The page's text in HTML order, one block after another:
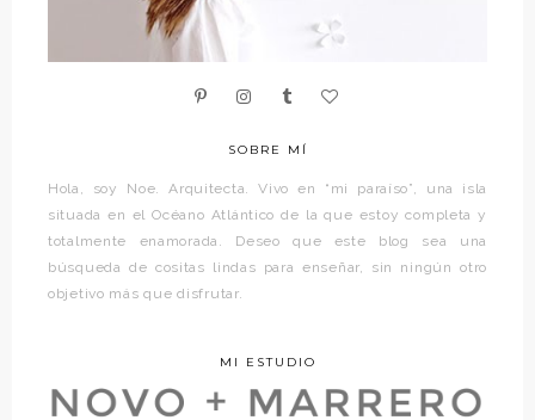
SOBRE MÍ
Hola, soy Noe. Arquitecta. Vivo en “mi paraíso”, una isla
situada en el Océano Atlántico de la que estoy completa y
totalmente enamorada. Deseo que este blog sea una
búsqueda de cositas lindas para enseñar, sin ningún otro
objetivo más que disfrutar.
MI ESTUDIO